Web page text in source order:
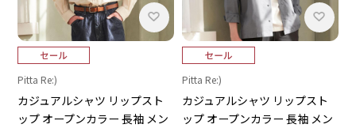
Pitta Re:)
カジュアルシャツ リップスト
ップ オープンカラー 長袖 メン
Pitta Re:)
カジュアルシャツ リップスト
ップ オープンカラー 長袖 メン